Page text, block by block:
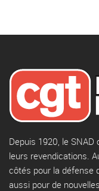
Depuis 1920, le
leurs revendications.
côtés pour la défense
aussi pour de